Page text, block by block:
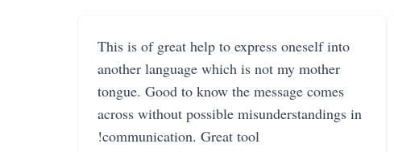
This is of great help to express oneself into
another language which is not my mother
tongue. Good to know the message comes
across without possible misunderstandings in
communication. Great tool!